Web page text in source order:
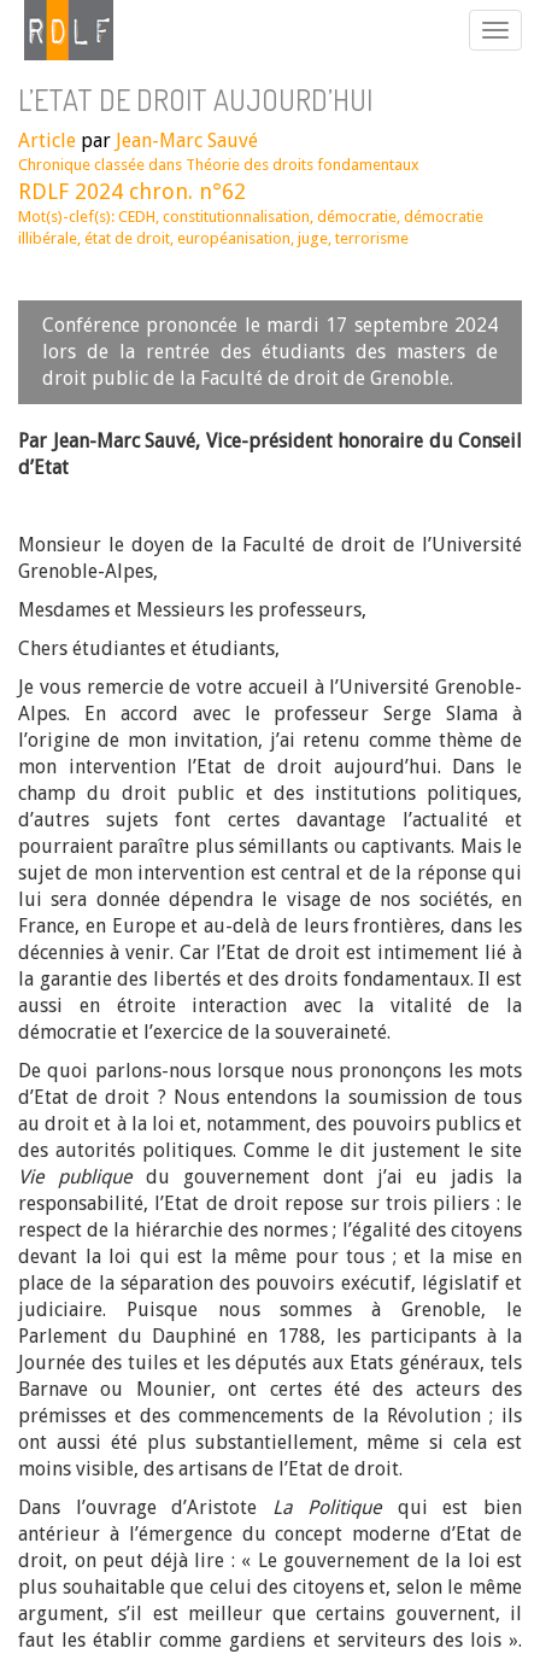
L’ETAT DE DROIT AUJOURD’HUI
Article par Jean-Marc Sauvé
Chronique classée dans Théorie des droits fondamentaux
RDLF 2024 chron. n°62
Mot(s)-clef(s): CEDH, constitutionnalisation, démocratie, démocratie
illibérale, état de droit, européanisation, juge,terrorisme
Conférence prononcée le mardi 17 septembre 2024
lors de la rentrée des étudiants des masters de
droit public de la Faculté de droit de Grenoble.
Par Jean-Marc Sauvé, Vice-président honoraire du Conseil
d’Etat
Monsieur le doyen de la Faculté de droit de l’Université
Grenoble-Alpes,
Mesdames et Messieurs les professeurs,
Chers étudiantes et étudiants,
Je vous remercie de votre accueil à l’Université Grenoble-
Alpes. En accord avec le professeur Serge Slama à
l’origine de mon invitation, j’ai retenu comme thème de
mon intervention l’Etat de droit aujourd’hui. Dans le
champ du droit public et des institutions politiques,
d’autres sujets font certes davantage l’actualité et
pourraient paraître plus sémillants ou captivants. Mais le
sujet de mon intervention est central et de la réponse qui
lui sera donnée dépendra le visage de nos sociétés, en
France, en Europe et au-delà de leurs frontières, dans les
décennies à venir. Car l’Etat de droit est intimement lié à
la garantie des libertés et des droits fondamentaux. Il est
aussi en étroite interaction avec la vitalité de la
démocratie et l’exercice de la souveraineté.
De quoi parlons-nous lorsque nous prononçons les mots
d’Etat de droit ? Nous entendons la soumission de tous
au droit et à la loi et, notamment, des pouvoirs publics et
des autorités politiques. Comme le dit justement le site
Vie publiquedu gouvernement dont j’ai eu jadis la
responsabilité, l’Etat de droit repose sur trois piliers : le
respect de la hiérarchie des normes ; l’égalité des citoyens
devant la loi qui est la même pour tous ; et la mise en
place de la séparation des pouvoirs exécutif, législatif et
judiciaire. Puisque nous sommes à Grenoble, le
Parlement du Dauphiné en 1788, les participants à la
Journée des tuiles et les députés aux Etats généraux, tels
Barnave ou Mounier, ont certes été des acteurs des
prémisses et des commencements de la Révolution ; ils
ont aussi été plus substantiellement, même si cela est
moins visible, des artisans de l’Etat de droit.
Dans l’ouvrage d’Aristote La Politique qui est bien
antérieur à l’émergence du concept moderne d’Etat de
droit, on peut déjà lire : « Le gouvernement de la loi est
plus souhaitable que celui des citoyens et, selon le même
argument, s’il est meilleur que certains gouvernent, il
faut les établir comme gardiens et serviteurs des lois ».